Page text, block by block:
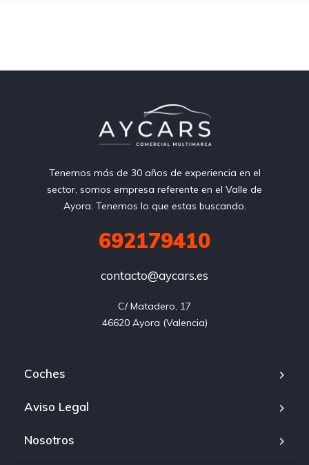
Tenemos más de 30 años de experiencia en el
sector, somos empresa referente en el Valle de
Ayora. Tenemos lo que estas buscando.
692179410
contacto@aycars.es
C/ Matadero, 17
46620 Ayora (Valencia)
Coches
Aviso Legal
Nosotros